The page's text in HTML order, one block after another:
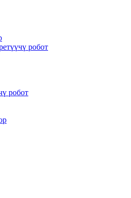
робот
робот